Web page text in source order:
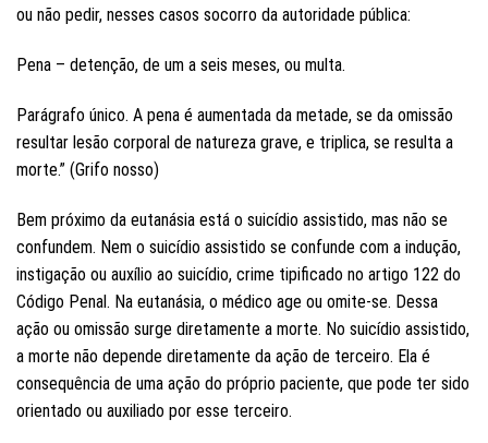
ou não pedir, nesses casos socorro da autoridade pública:
Pena – detenção, de um a seis meses, ou multa.
Parágrafo único. A pena é aumentada da metade, se da omissão
resultar lesão corporal de natureza grave, e triplica, se resulta a
morte.” (Grifo nosso)
Bem próximo da eutanásia está o suicídio assistido, mas não se
confundem. Nem o suicídio assistido se confunde com a indução,
instigação ou auxílio ao suicídio, crime tipificado no artigo 122 do
Código Penal. Na eutanásia, o médico age ou omite-se. Dessa
ação ou omissão surge diretamente a morte. No suicídio assistido,
a morte não depende diretamente da ação de terceiro. Ela é
consequência de uma ação do próprio paciente, que pode ter sido
orientado ou auxiliado por esse terceiro.